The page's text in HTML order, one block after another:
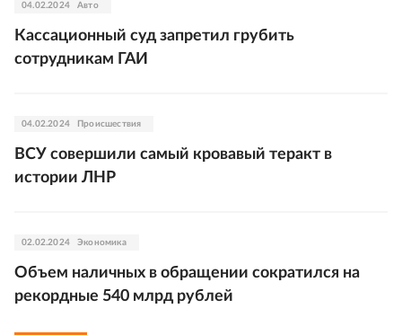
04.02.2024 Авто
Кассационный суд запретил грубить
сотрудникам ГАИ
04.02.2024 Происшествия
ВСУ совершили самый кровавый теракт в
истории ЛНР
02.02.2024 Экономика
Объем наличных в обращении сократился на
рекордные 540 млрд рублей